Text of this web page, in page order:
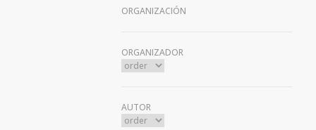
ORGANIZACIÓN
ORGANIZADOR
AUTOR